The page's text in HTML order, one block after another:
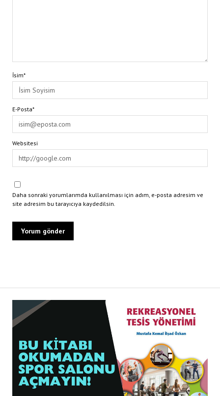
İsim*
E-Posta*
Websitesi
Daha sonraki yorumlarımda kullanılması için adım, e-posta adresim ve
site adresim bu tarayıcıya kaydedilsin.